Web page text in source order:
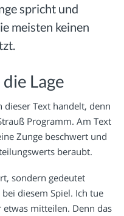
spricht und
meisten keinen
Lage
dieser Text handelt, denn
Programm. Am Text
Zunge beschwert und
beraubt.
sondern gedeutet
diesem Spiel. Ich tue
mitteilen. Denn das